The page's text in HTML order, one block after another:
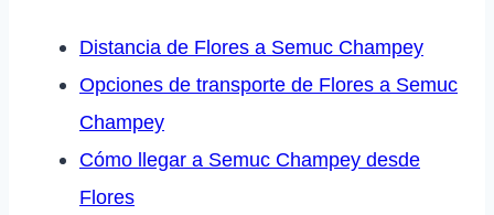
Distancia de Flores a Semuc Champey
Opciones de transporte de Flores a Semuc
Champey
Cómo llegar a Semuc Champey desde
Flores